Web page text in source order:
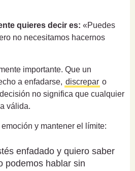
quieres decir es: «Puedes
no necesitamos hacernos
importante. Que un
a enfadarse, discrepar o
no significa que cualquier
válida.
y mantener el límite:
enfadado y quiero saber
podemos hablar sin